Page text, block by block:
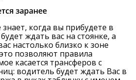
заранее
когда вы прибудете в
ждать вас на стоянке, а
настолько близко к зоне
позволяют правила
касается трансферов с
водитель будет ждать Вас в